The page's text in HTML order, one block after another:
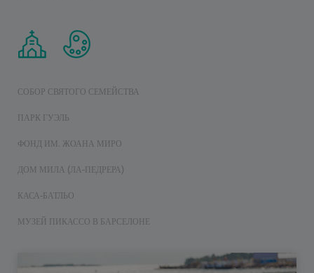
СОБОР СВЯТОГО СЕМЕЙСТВА
ПАРК ГУЭЛЬ
ФОНД ИМ. ЖОАНА МИРО
ДОМ МИЛА (ЛА-ПЕДРЕРА)
КАСА-БАТЛЬО
МУЗЕЙ ПИКАССО В БАРСЕЛОНЕ